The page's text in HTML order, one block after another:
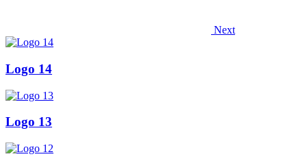
Next
Logo 14
Logo 13